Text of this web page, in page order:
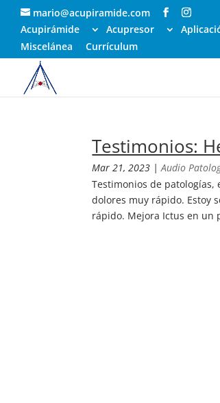
mario@acupiramide.com
Acupirámide
Acupresor
Miscelánea
Currículum
Testimonios:
Mar 21, 2023 |Audio
Testimonios de patologías,
dolores muy rápido. Estoy
rápido. Mejora Ictus en un